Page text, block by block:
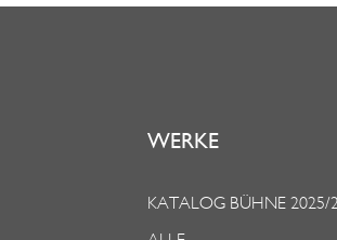
WERKE
KATALOG BÜHNE 2025/